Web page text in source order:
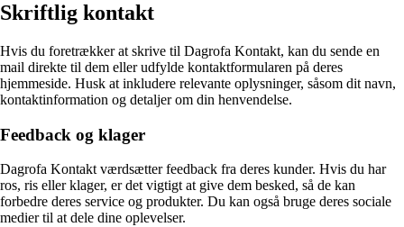
Skriftlig kontakt
Hvis du foretrækker at skrive til Dagrofa Kontakt, kan du sende en
mail direkte til dem eller udfylde kontaktformularen på deres
hjemmeside. Husk at inkludere relevante oplysninger, såsom dit navn,
kontaktinformation og detaljer om din henvendelse.
Feedback og klager
Dagrofa Kontakt værdsætter feedback fra deres kunder. Hvis du har
ros, ris eller klager, er det vigtigt at give dem besked, så de kan
forbedre deres service og produkter. Du kan også bruge deres sociale
medier til at dele dine oplevelser.